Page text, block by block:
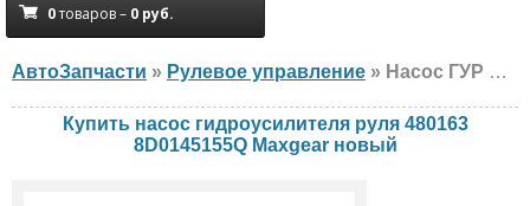
0товаров – 0 руб.
АвтоЗапчасти » Рулевое управление » Насос ГУР Maxgear 480163 8D0145155Q Audi, Skoda, Volkswagen, новый
Купить насос гидроусилителя руля 480163
8D0145155Q Maxgear новый